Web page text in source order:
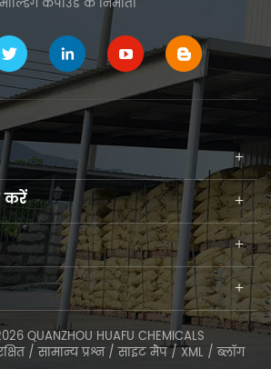
कंपाउंड के निर्माता
करें
QUANZHOU HUAFU CHEMICALS
/सामान्य प्रश्न/साइट मैप/XML /ब्लॉग